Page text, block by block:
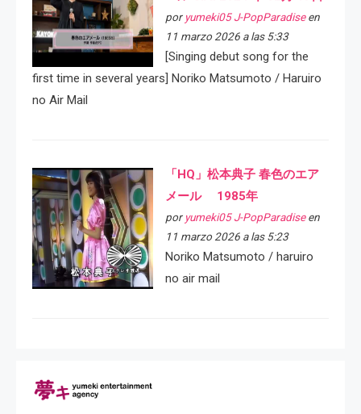
por yumeki05 J-PopParadiseen
11 marzo 2026 a las 5:33
[Singing debut song for the
first time in several years] Noriko Matsumoto / Haruiro
no Air Mail
「HQ」松本典子 春色のエア
メール 1985年
por yumeki05 J-PopParadiseen
11 marzo 2026 a las 5:23
Noriko Matsumoto / haruiro
no air mail